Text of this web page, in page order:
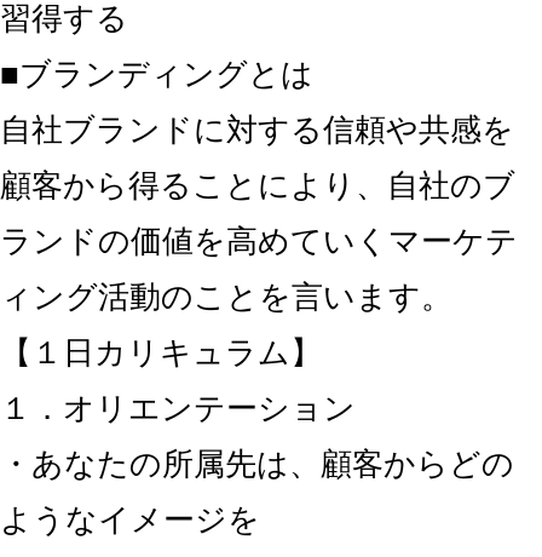
習得する
■ブランディングとは
自社ブランドに対する信頼や共感を
顧客から得ることにより、自社のブ
ランドの価値を高めていくマーケテ
ィング活動のことを言います。
【１日カリキュラム】
１．オリエンテーション
・あなたの所属先は、顧客からどの
ようなイメージを